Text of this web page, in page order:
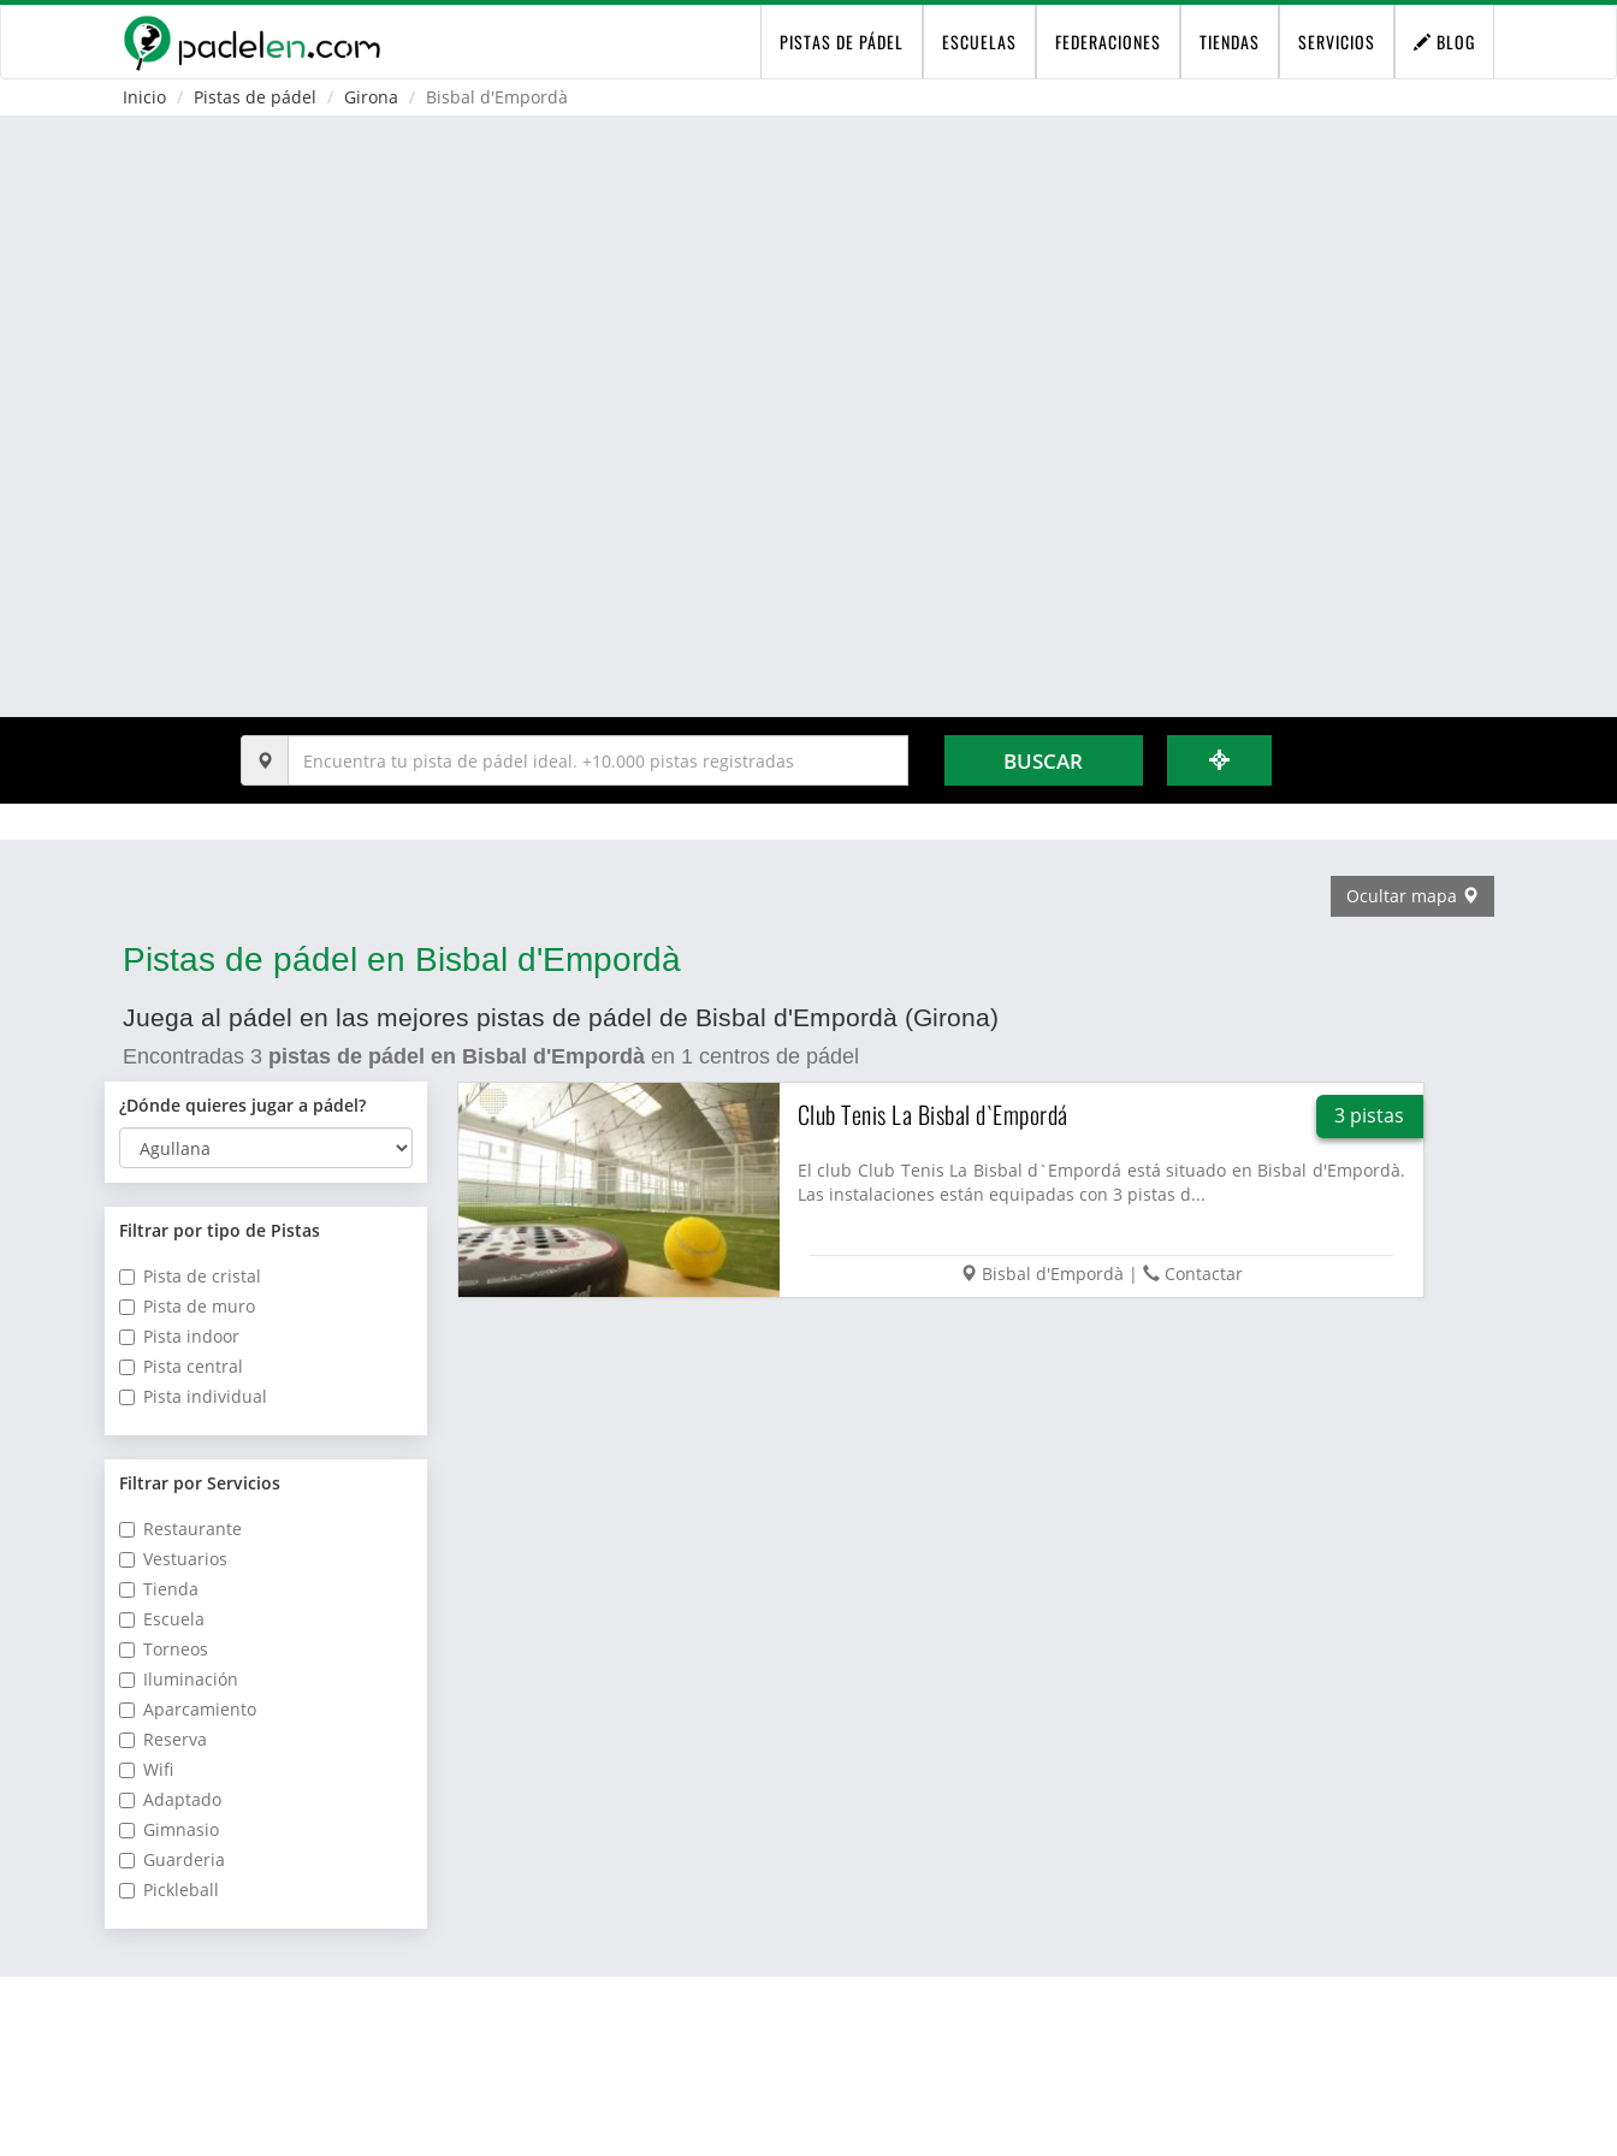
PISTAS DE PÁDEL ESCUELAS FEDERACIONES TIENDAS SERVICIOS BLOG
Inicio Pistas de pádel Girona Bisbal d'Empordà
BUSCAR
Ocultar mapa
Pistas de pádel en Bisbal d'Empordà
Juega al pádel en las mejores pistas de pádel de Bisbal d'Empordà (Girona)
Encontradas 3 pistas de pádel en Bisbal d'Empordà en 1 centros de pádel
¿Dónde quieres jugar a pádel?
Filtrar por tipo de Pistas
Pista de cristal
Pista de muro
Pista indoor
Pista central
Pista individual
Filtrar por Servicios
Restaurante
Vestuarios
Tienda
Escuela
Torneos
Iluminación
Aparcamiento
Reserva
Wifi
Adaptado
Gimnasio
Guarderia
Pickleball
Club Tenis La Bisbal d`Empordá 3 pistas
El club Club Tenis La Bisbal d`Empordá está situado en Bisbal d'Empordà.
Las instalaciones están equipadas con 3 pistas d...
Bisbal d'Empordà | Contactar